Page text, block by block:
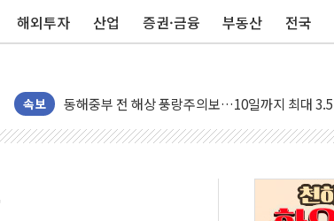
해외투자 산업 증권·금융 부동산 전국
속보
인천서 말다툼 중 어머니 흉기 살해 10대 아들 체포
'화합' 꺼낸 김민석에 '뻔뻔' 받아친 정청래…제주
동해중부 전 해상 풍랑주의보…10일까지 최대
연일 폭염에 온열질환 사망 23명…정부, 비상대
인제 용대리 계곡서 수위 상승으로 피서객 7명
동해시, 11~14일 '별똥별 멍' 운영…페르세우스